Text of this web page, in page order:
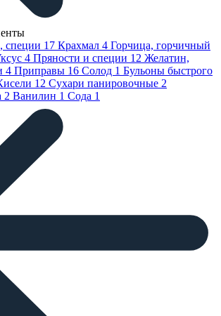
специи 17 Крахмал 4 Горчица, горчичный
4 Пряности и специи 12 Желатин,
4 Приправы 16 Солод 1 Бульоны быстрого
12 Сухари панировочные 2
2 Ванилин 1 Сода 1